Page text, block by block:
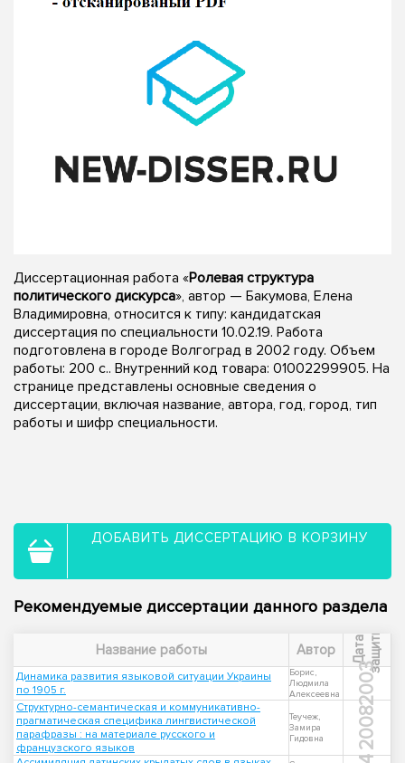
Диссертационная работа «Ролевая структура
политического дискурса», автор — Бакумова, Елена
Владимировна, относится к типу: кандидатская
диссертация по специальности 10.02.19. Работа
подготовлена в городе Волгоград в 2002 году. Объем
работы: 200 с.. Внутренний код товара: 01002299905. На
странице представлены основные сведения о
диссертации, включая название, автора, год, город, тип
работы и шифр специальности.
ДОБАВИТЬ ДИССЕРТАЦИЮ В КОРЗИНУ
Рекомендуемые диссертации данного раздела
Название работы Автор Д
а
т
а
з
а
щ
и
ты
Динамика развития языковой ситуации Украины
по 1905 г.
Борис,
Людмила
Алексеевна
2003
Структурно-семантическая и коммуникативно-
прагматическая специфика лингвистической
парафразы : на материале русского и
французского языков
Теучеж,
Замира
Гидовна
2008